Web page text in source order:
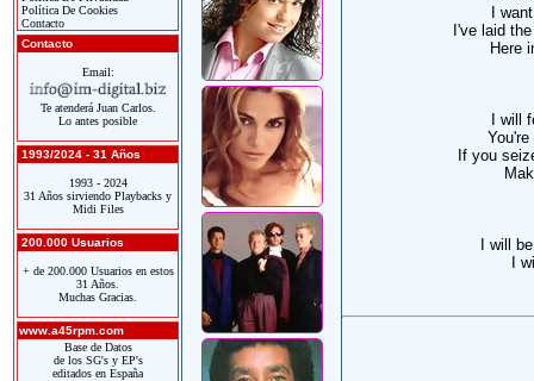
Política De Cookies
Contacto
Contacto
Email:
Te atenderá Juan Carlos.
Lo antes posible
1993/2024 - 31 Años
1993 - 2024
31 Años sirviendo Playbacks y
Midi Files
200.000 Usuarios
+ de 200.000 Usuarios en estos
31 Años.
Muchas Gracias.
www.a45rpm.com
Base de Datos
de los SG's y EP's
editados en España
I
I've laid
Here
I will
If you
I will
I